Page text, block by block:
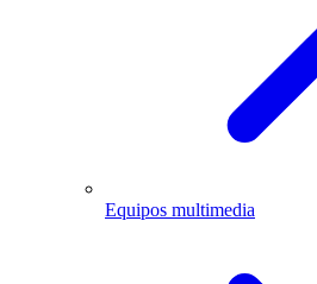
Equipos multimedia